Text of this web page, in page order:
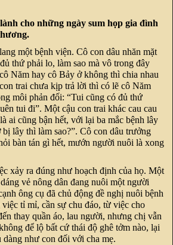
cho những ngày sum họp gia đình
một bệnh viện. Cô con dâu nhăn mặt
thứ phải lo, làm sao mà vô trong đây
Năm hay cô Bảy ở không thì chia nhau
trai chưa kịp trả lời thì có lẽ cô Năm
môi phản đối: “Tui cũng có đủ thứ
tui đi”. Một cậu con trai khác cau cau
ai cũng bận hết, với lại ba mắc bệnh lây
lây thì làm sao?”. Cô con dâu trưởng
bàn tán gì hết, mướn người nuôi là xong
xảy ra đúng như hoạch định của họ. Một
vẻ nông dân đang nuôi một người
ông cụ đã chủ động đề nghị nuôi bệnh
tỉ mỉ, cần sự chu đáo, từ việc cho
thay quần áo, lau người, nhưng chị vẫn
để lộ bất cứ thái độ ghê tởm nào, lại
như con đối với cha mẹ.